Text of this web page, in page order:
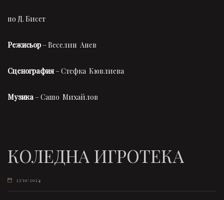
по Д. Бисет
Режисьор– Веселин Анев
Сценография – Стефка Кювлиева
Музика– Сашо Михайлов
КОЛЕДНА ИГРОТЕКА
23/10/2024